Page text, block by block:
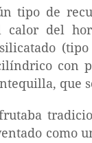
tipo de
calor del
con
que
como